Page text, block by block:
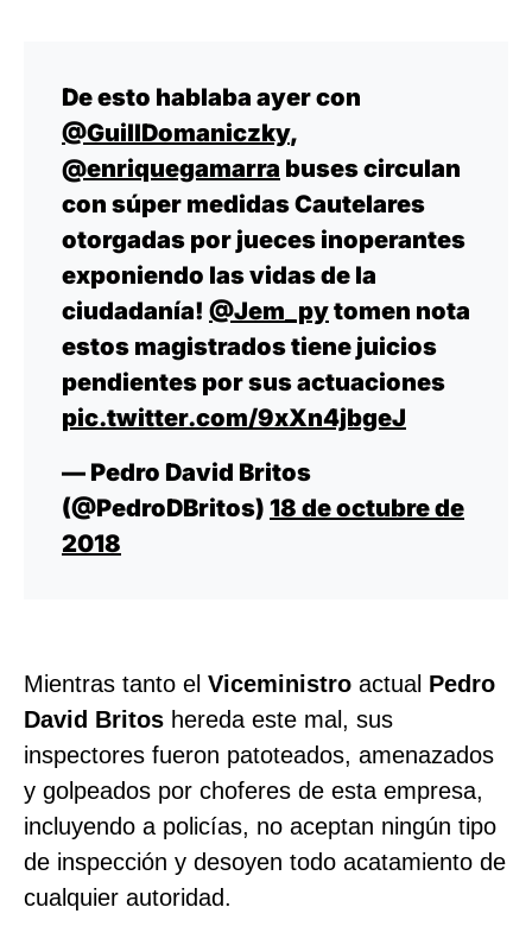
De esto hablaba ayer con
@GuillDomaniczky,
@enriquegamarra buses circulan
con súper medidas Cautelares
otorgadas por jueces inoperantes
exponiendo las vidas de la
ciudadanía! @Jem_pytomen nota
estos magistrados tiene juicios
pendientes por sus actuaciones
pic.twitter.com/9xXn4jbgeJ
— Pedro David Britos
(@PedroDBritos) 18 de octubre de
2018
Mientras tanto el Viceministro actual Pedro
David Britos hereda este mal, sus
inspectores fueron patoteados, amenazados
y golpeados por choferes de esta empresa,
incluyendo a policías, no aceptan ningún tipo
de inspección y desoyen todo acatamiento de
cualquier autoridad.